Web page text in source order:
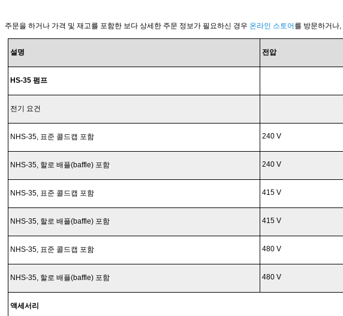
주문을 하거나 가격 및 재고를 포함한 보다 상세한 주문 정보가 필요하신 경우 온라인 스토어 를 방문하거나,
설명 전압
HS-35 펌프
전기 요건
NHS-35, 표준 콜드캡 포함 240 V
NHS-35, 할로 배플(baffle) 포함 240 V
NHS-35, 표준 콜드캡 포함 415 V
NHS-35, 할로 배플(baffle) 포함 415 V
NHS-35, 표준 콜드캡 포함 480 V
NHS-35, 할로 배플(baffle) 포함 480 V
액세서리